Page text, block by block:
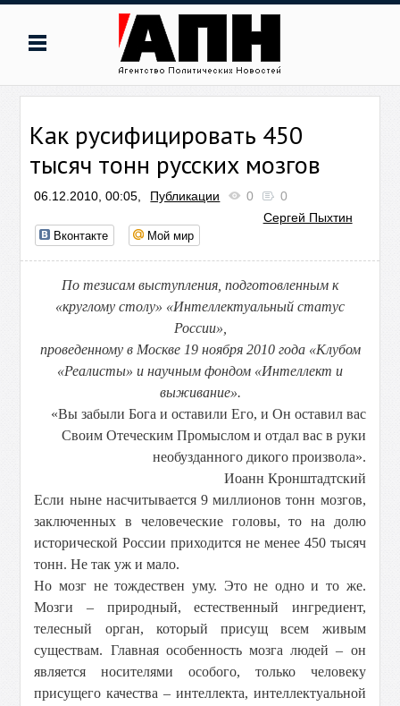
Как русифицировать 450
тысяч тонн русских мозгов
06.12.2010, 00:05, Публикации 0
0
Сергей Пыхтин
Вконтакте Мой мир
По тезисам выступления, подготовленным к
«круглому столу» «Интеллектуальный статус
России»,
проведенному в Москве 19 ноября 2010 года «Клубом
«Реалисты» и научным фондом «Интеллект и
выживание».
«Вы забыли Бога и оставили Его, и Он оставил вас
Своим Отеческим Промыслом и отдал вас в руки
необузданного дикого произвола».
Иоанн Кронштадтский
Если ныне насчитывается 9 миллионов тонн мозгов,
заключенных в человеческие головы, то на долю
исторической России приходится не менее 450 тысяч
тонн. Не так уж и мало.
Но мозг не тождествен уму. Это не одно и то же.
Мозги – природный, естественный ингредиент,
телесный орган, который присущ всем живым
существам. Главная особенность мозга людей – он
является носителями особого, только человеку
присущего качества – интеллекта, интеллектуальной